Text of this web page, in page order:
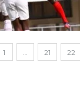
1 21 22